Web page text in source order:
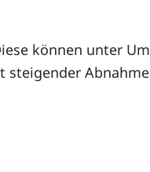
können unter
steigender